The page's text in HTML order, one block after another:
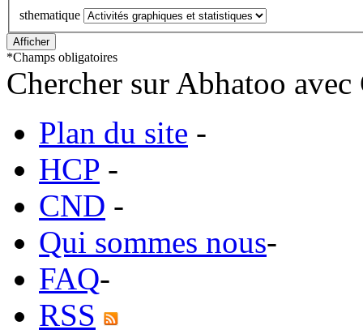
sthematique
*Champs obligatoires
Chercher sur Abhatoo
Plan du site -
HCP -
CND -
Qui sommes nous-
FAQ-
RSS